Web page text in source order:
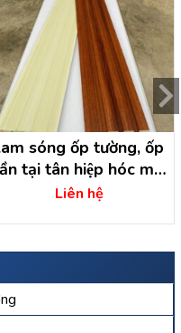
sóng ốp tường, ốp
tại tân hiệp hóc môn
– hồ chí minh
Liên hệ